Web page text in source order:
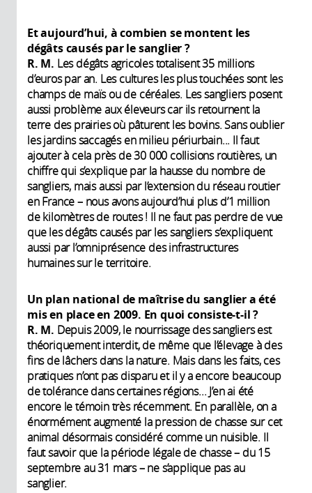
Et aujourd’hui, à combien se montent les
dégâts causés par le sanglier ?
R. M. Les dégâts agricoles totalisent 35 millions
d’euros par an. Les cultures les plus touchées sont les
champs de maïs ou de céréales. Les sangliers posent
aussi problème aux éleveurs car ils retournent la
terre des prairies où pâturent les bovins. Sans oublier
les jardins saccagés en milieu périurbain... Il faut
ajouter à cela près de 30 000 collisions routières, un
chiffre qui s’explique par la hausse du nombre de
sangliers, mais aussi par l’extension du réseau routier
en France – nous avons aujourd’hui plus d’1 million
de kilomètres de routes ! Il ne faut pas perdre de vue
que les dégâts causés par les sangliers s’expliquent
aussi par l’omniprésence des infrastructures
humaines sur le territoire.
Un plan national de maîtrise du sanglier a été
mis en place en 2009. En quoi consiste-t-il ?
R. M. Depuis 2009, le nourrissage des sangliers est
théoriquement interdit, de même que l’élevage à des
fins de lâchers dans la nature. Mais dans les faits, ces
pratiques n’ont pas disparu et il y a encore beaucoup
de tolérance dans certaines régions... J’en ai été
encore le témoin très récemment. En parallèle, on a
énormément augmenté la pression de chasse sur cet
animal désormais considéré comme un nuisible. Il
faut savoir que la période légale de chasse – du 15
septembre au 31 mars – ne s’applique pas au
sanglier.